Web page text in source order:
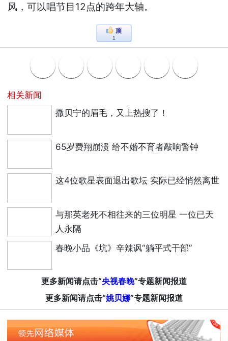
风，可以唱节目12点的跨年大轴。
1
相关新闻
撒贝宁的眉毛，又上热搜了！
65岁费翔崩溃 给不婚不育者敲响警钟
这4位歌星表面退出歌坛 实际已经悄然离世
与那英老死不相往来的三位明星 一位已天
人永隔
春晚小品《坑》辛辣讽“躺平式干部”
更多新闻请点击“央视春晚”专题新闻报道
更多新闻请点击“姚贝娜”专题新闻报道